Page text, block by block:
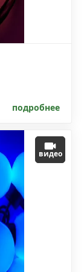
подробнее
видео